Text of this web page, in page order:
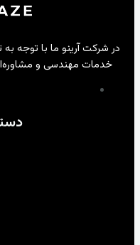
در شرکت آرینو ما با توجه
خدمات مهندسی و